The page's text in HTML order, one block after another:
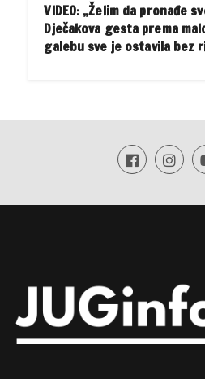
VIDEO: „Želim da pronađe
Dječakova gesta prema
galebu sve je ostavila bez